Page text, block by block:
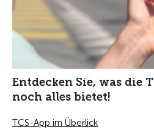
Entdecken Sie, was die
noch alles bietet!
TCS-App im Überlick